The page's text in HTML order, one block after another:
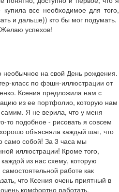
купила все необходимое для того,
и дальше)) кто бы мог подумать.
успехов!
необычное на свой День рождения.
класс по фэшн-иллюстрации от
Ксения предложила нам с
из ее портфолио, которую нам
Я не верила, что у меня
то подобное - рисовать я совсем
объясняла каждый шаг, что
само собой! За 3 часа мы
иллюстрации! Кроме того,
из нас схему, которую
работе как
что Ксения очень приятный в
комфортно работать.